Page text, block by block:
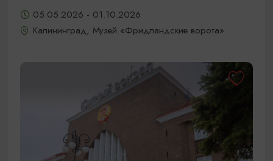
05.05.2026 - 01.10.2026
Калининград, Музей «Фридландские ворота»